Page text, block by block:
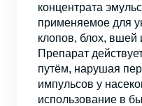
концентрата
применяемое для
клопов, блох, вшей
Препарат
путём, нарушая
импульсов у
использование в